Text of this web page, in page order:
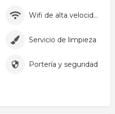
Wifi de alta velocidad
Servicio de limpieza
Portería y seguridad